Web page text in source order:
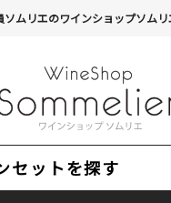
ムリエのワインショップソムリ
セットを探す